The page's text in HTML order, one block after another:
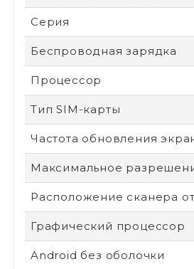
Серия
Беспроводная зарядка
Процессор
Тип SIM-карты
Частота обновления
Максимальное
Расположение сканера
Графический процессор
Android без оболочки